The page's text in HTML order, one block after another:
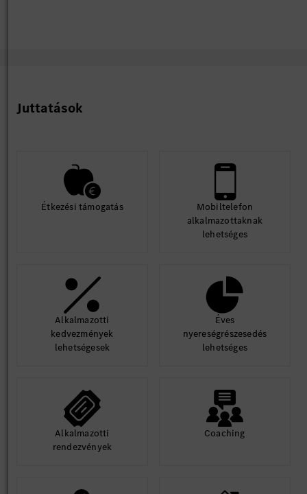
Juttatások
Étkezési támogatás
Mobiltelefon
alkalmazottaknak
lehetséges
Alkalmazotti
kedvezmények
lehetségesek
Éves
nyereségrészesedés
lehetséges
Alkalmazotti
rendezvények
Coaching